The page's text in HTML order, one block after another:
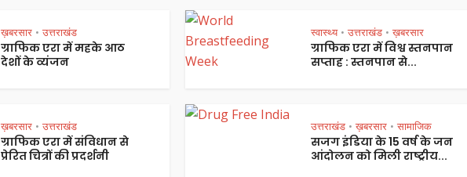
ख़बरसार • उत्तराखंड
ग्राफिक एरा में महके आठ
देशों के व्यंजन
स्वास्थ्य • उत्तराखंड • ख़बरसार
ग्राफिक एरा में विश्व स्तनपान
सप्ताह : स्तनपान से...
ख़बरसार • उत्तराखंड
ग्राफिक एरा में संविधान से
प्रेरित चित्रों की प्रदर्शनी
उत्तराखंड • ख़बरसार • सामाजिक
सजग इंडिया के 15 वर्ष के जन
आंदोलन को मिली राष्ट्रीय...